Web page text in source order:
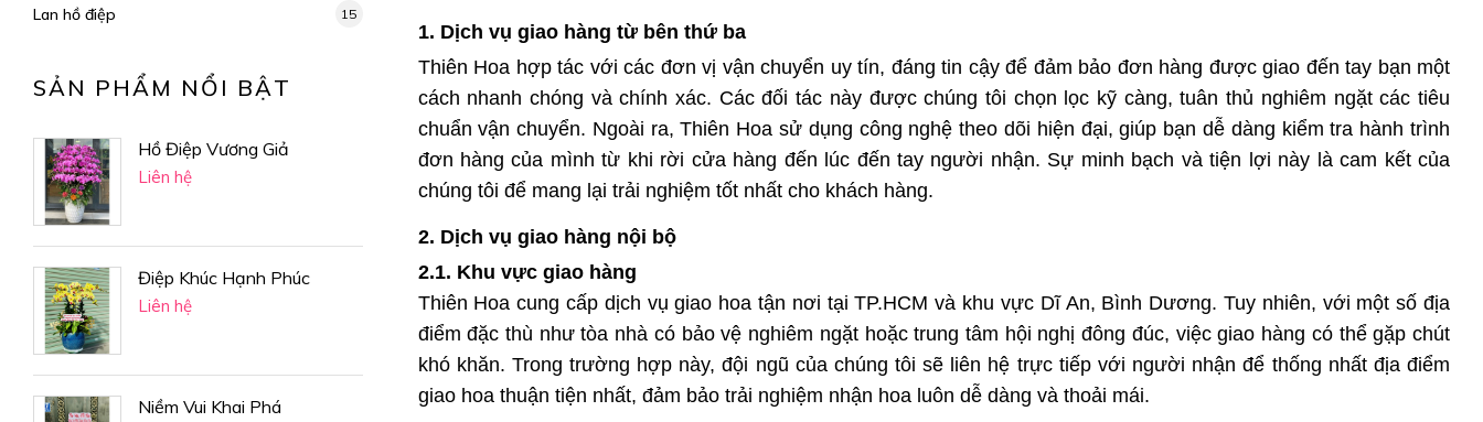
1. Dịch vụ giao hàng từ bên thứ ba
Thiên Hoa hợp tác với các đơn vị vận chuyển uy tín, đáng tin cậy để đảm bảo đơn hàng được giao đến tay bạn một
cách nhanh chóng và chính xác. Các đối tác này được chúng tôi chọn lọc kỹ càng, tuân thủ nghiêm ngặt các tiêu
chuẩn vận chuyển. Ngoài ra, Thiên Hoa sử dụng công nghệ theo dõi hiện đại, giúp bạn dễ dàng kiểm tra hành trình
đơn hàng của mình từ khi rời cửa hàng đến lúc đến tay người nhận. Sự minh bạch và tiện lợi này là cam kết của
chúng tôi để mang lại trải nghiệm tốt nhất cho khách hàng.
2. Dịch vụ giao hàng nội bộ
2.1. Khu vực giao hàng
Thiên Hoa cung cấp dịch vụ giao hoa tận nơi tại TP.HCM và khu vực Dĩ An, Bình Dương. Tuy nhiên, với một số địa
điểm đặc thù như tòa nhà có bảo vệ nghiêm ngặt hoặc trung tâm hội nghị đông đúc, việc giao hàng có thể gặp chút
khó khăn. Trong trường hợp này, đội ngũ của chúng tôi sẽ liên hệ trực tiếp với người nhận để thống nhất địa điểm
giao hoa thuận tiện nhất, đảm bảo trải nghiệm nhận hoa luôn dễ dàng và thoải mái.
Lan hồ điệp 15
SẢN PHẨM NỔI BẬT
Hồ Điệp Vương Giả
Liên hệ
Điệp Khúc Hạnh Phúc
Liên hệ
Niềm Vui Khai Phá